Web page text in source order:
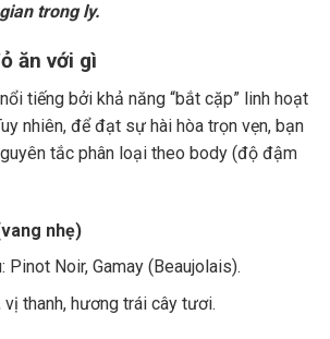
trong ly.
ăn với gì
tiếng bởi khả năng “bắt cặp” linh hoạt
nhiên, để đạt sự hài hòa trọn vẹn, bạn
tắc phân loại theo body (độ đậm
nhẹ)
Pinot Noir, Gamay (Beaujolais).
thanh, hương trái cây tươi.